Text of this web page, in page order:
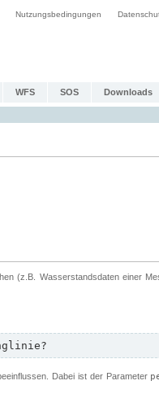
Nutzungsbedingungen
WFS SOS Downloads
(z.B. Wasserstandsdaten einer
Dabei ist der Parameter